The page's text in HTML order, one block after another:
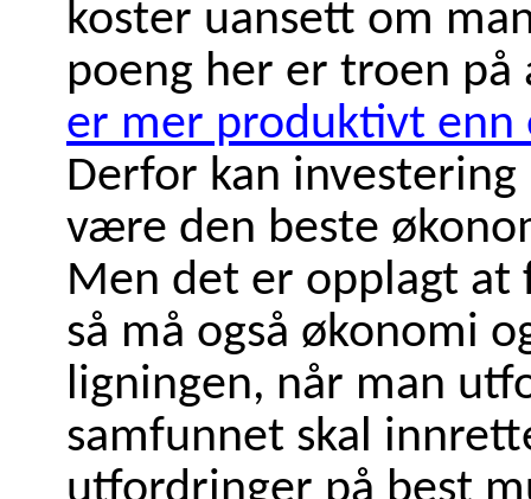
koster uansett om
poeng her er troen
er mer produktivt enn
Derfor kan investering
være den beste
Men det er opplagt at
så må også økonomi
ligningen, når man
samfunnet skal